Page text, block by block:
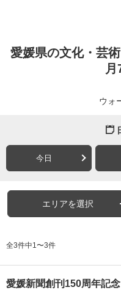
愛媛県の文化・芸
月
ウォ
今日
エリアを選択
全3件中1〜3件
愛媛新聞創刊150周年記